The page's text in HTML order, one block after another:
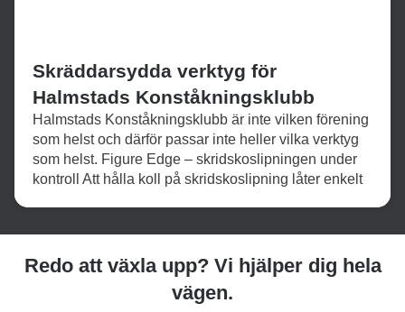
Skräddarsydda verktyg för
Halmstads Konståkningsklubb
Halmstads Konståkningsklubb är inte vilken förening
som helst och därför passar inte heller vilka verktyg
som helst. Figure Edge – skridskoslipningen under
kontroll Att hålla koll på skridskoslipning låter enkelt
Redo att växla upp? Vi hjälper dig hela
vägen.